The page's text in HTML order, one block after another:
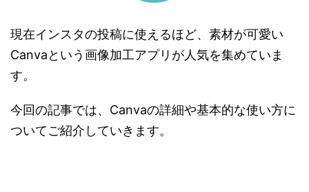
現在インスタの投稿に使えるほど、素材が可愛い
Canvaという画像加工アプリが人気を集めていま
す。
今回の記事では、Canvaの詳細や基本的な使い方に
ついてご紹介していきます。